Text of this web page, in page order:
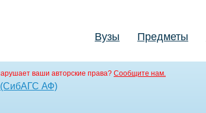
Вузы Предметы
ваши авторские права? Сообщите нам.
АФ)